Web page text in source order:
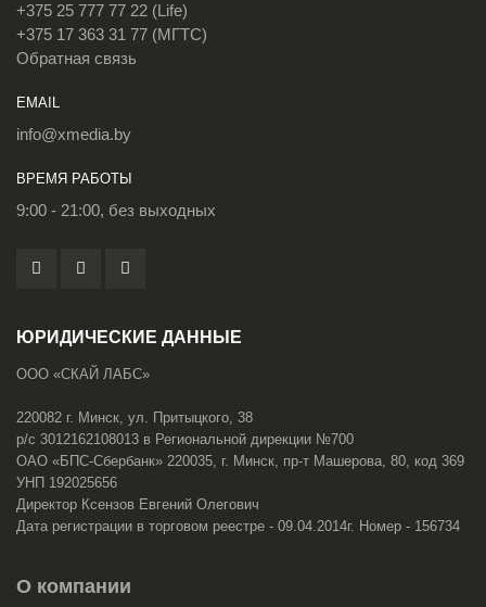
+375 25 777 77 22 (Life)
+375 17 363 31 77 (МГТС)
Обратная связь
EMAIL
info@xmedia.by
ВРЕМЯ РАБОТЫ
9:00 - 21:00, без выходных
ЮРИДИЧЕСКИЕ ДАННЫЕ
ООО «СКАЙ ЛАБС»
220082 г. Минск, ул. Притыцкого, 38
р/с 3012162108013 в Региональной дирекции №700
ОАО «БПС-Сбербанк» 220035, г. Минск, пр-т Машерова, 80, код 369
УНП 192025656
Директор Ксензов Евгений Олегович
Дата регистрации в торговом реестре - 09.04.2014г. Номер - 156734
О компании